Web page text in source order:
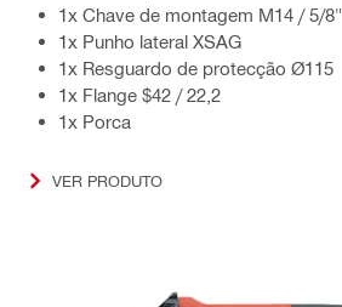
1x Chave de montagem M14 / 5/8"
1x Punho lateral XSAG
1x Resguardo de protecção Ø115
1x Flange $42 / 22,2
1x Porca
VER PRODUTO